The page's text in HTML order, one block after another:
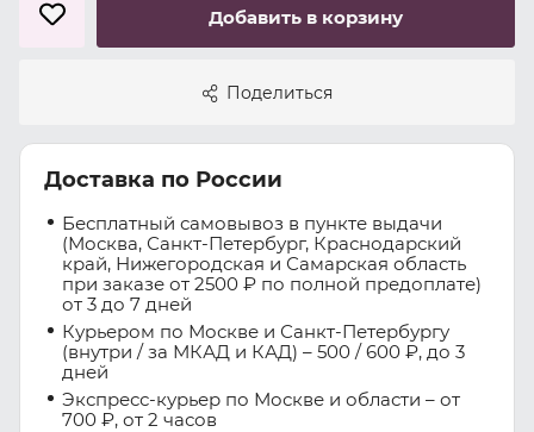
Добавить в корзину
Поделиться
Доставка по России
Бесплатный самовывоз в пункте выдачи
(Москва, Санкт-Петербург, Краснодарский
край, Нижегородская и Самарская область
при заказе от 2500 ₽ по полной предоплате)
от 3 до 7 дней
Курьером по Москве и Санкт-Петербургу
(внутри / за МКАД и КАД) – 500 / 600 ₽, до 3
дней
Экспресс-курьер по Москве и области – от
700 ₽, от 2 часов